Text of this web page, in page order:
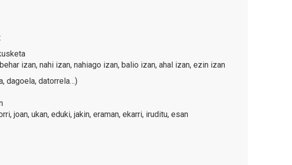
izan, nahi izan, nahiago izan, balio izan, ahal izan, ezin izan
dagoela, datorrela…)
joan, ukan, eduki, jakin, eraman, ekarri, iruditu, esan